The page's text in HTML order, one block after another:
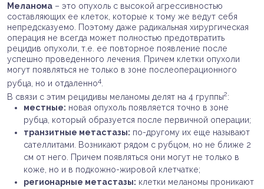
Меланома – это опухоль с высокой агрессивностью
составляющих ее клеток, которые к тому же ведут себя
непредсказуемо. Поэтому даже радикальная хирургическая
операция не всегда может полностью предотвратить
рецидив опухоли, т.е. ее повторное появление после
успешно проведенного лечения. Причем клетки опухоли
могут появляться не только в зоне послеоперационного
рубца, но и отдаленно4
В связи с этим рецидивы меланомы делят на 4 группы2:
местные: новая опухоль появляется точно в зоне
рубца, который образуется после первичной операции;
транзитные метастазы: по-другому их еще называют
сателлитами. Возникают рядом с рубцом, но не ближе 2
см от него. Причем появляться они могут не только в
коже, но и в подкожно-жировой клетчатке;
регионарные метастазы: клетки меланомы проникают